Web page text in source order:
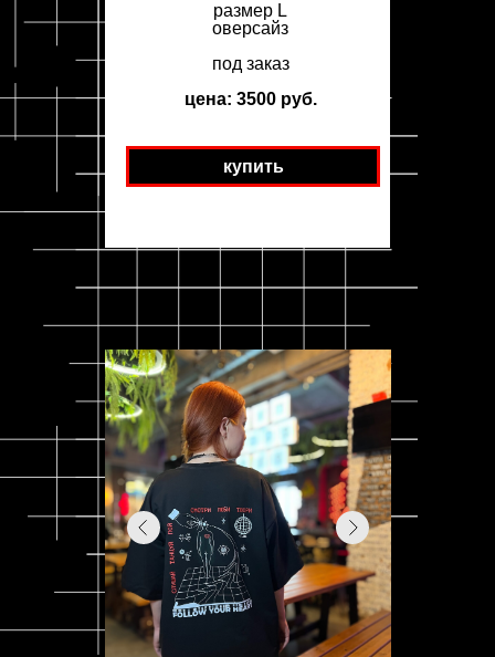
размер L
оверсайз
под заказ
цена: 3500 руб.
купить